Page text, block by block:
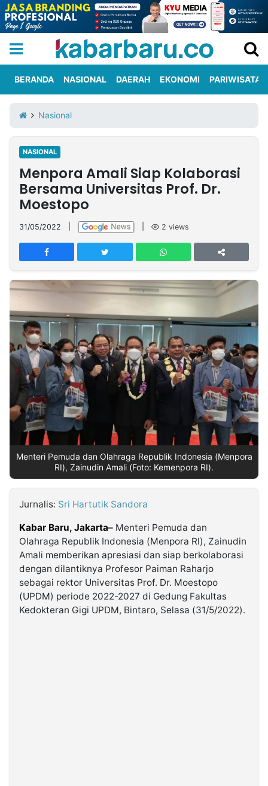
Iklan
Berita
Kami
Nasional
International
Olahraga
Entertainment
Daerah
Pariwisata
Kuliner
Kolom
Network
PT
TREETAN
INDONESIA
Partner
Insight
NTB
Suara
Time
Lens
IDN
Daily
Jogja
Jalan
Rakyat
Idealita
News
Kita
Notice
Dinamikapost.com
Radar
Baru
Seedbacklink
Follow
Kabarbaru
Kabarbaru.co
2026
BERANDA NASIONAL DAERAH EKONOMI PARIWISATA
Nasional
NASIONAL
Menpora Amali Siap Kolaborasi
Bersama Universitas Prof. Dr.
Moestopo
31/05/2022 2 views
Menteri Pemuda dan Olahraga Republik Indonesia (Menpora
RI), Zainudin Amali (Foto: Kemenpora RI).
Jurnalis: Sri Hartutik Sandora
Kabar Baru, Jakarta– Menteri Pemuda dan
Olahraga Republik Indonesia (Menpora RI), Zainudin
Amali memberikan apresiasi dan siap berkolaborasi
dengan dilantiknya Profesor Paiman Raharjo
sebagai rektor Universitas Prof. Dr. Moestopo
(UPDM) periode 2022-2027 di Gedung Fakultas
Kedokteran Gigi UPDM, Bintaro, Selasa (31/5/2022).